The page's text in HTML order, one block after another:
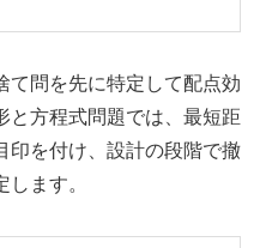
て問を先に特定して配点効
と方程式問題では、最短距
印を付け、設計の段階で撤
ます。